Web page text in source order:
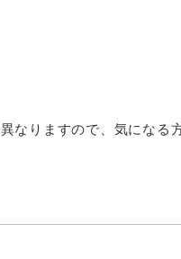
なりますので、気になる